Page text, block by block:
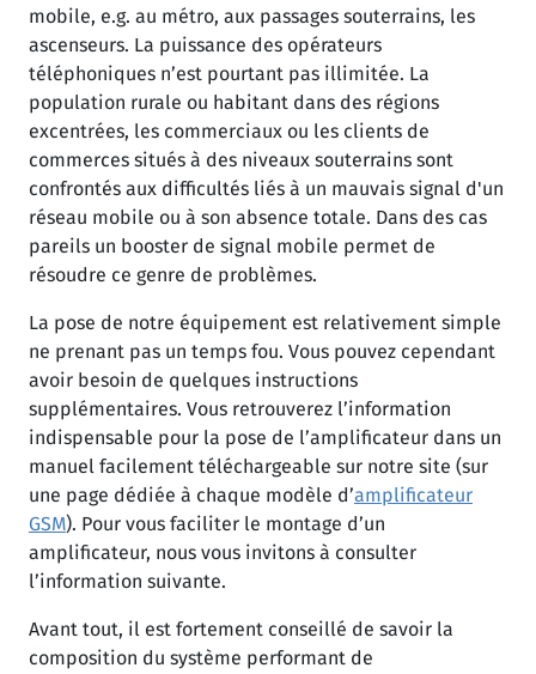
mobile, e.g. au métro, aux passages souterrains, les
ascenseurs. La puissance des opérateurs
téléphoniques n’est pourtant pas illimitée. La
population rurale ou habitant dans des régions
excentrées, les commerciaux ou les clients de
commerces situés à des niveaux souterrains sont
confrontés aux difficultés liés à un mauvais signal d'un
réseau mobile ou à son absence totale. Dans des cas
pareils un booster de signal mobile permet de
résoudre ce genre de problèmes.
La pose de notre équipement est relativement simple
ne prenant pas un temps fou. Vous pouvez cependant
avoir besoin de quelques instructions
supplémentaires. Vous retrouverez l’information
indispensable pour la pose de l’amplificateur dans un
manuel facilement téléchargeable sur notre site (sur
une page dédiée à chaque modèle d’amplificateur
GSM). Pour vous faciliter le montage d’un
amplificateur, nous vous invitons à consulter
l’information suivante.
Avant tout, il est fortement conseillé de savoir la
composition du système performant de